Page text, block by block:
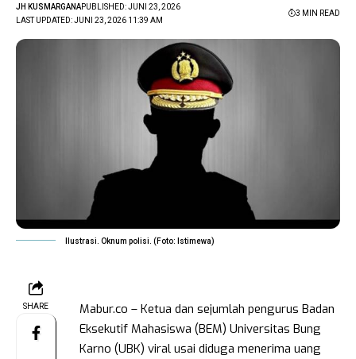
LAST UPDATED: JUNI 23, 2026 11:39 AM
JH KUSMARGANAPUBLISHED: JUNI 23, 2026
3 MIN READ
Ilustrasi. Oknum polisi. (Foto: Istimewa)
SHARE
Mabur.co – Ketua dan sejumlah pengurus Badan
Eksekutif Mahasiswa (BEM) Universitas Bung
Karno (UBK) viral usai diduga menerima uang